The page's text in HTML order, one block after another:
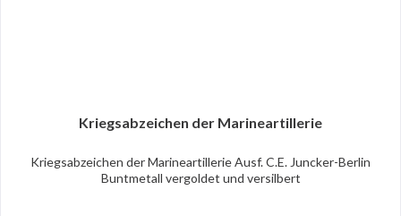
Kriegsabzeichen der Marineartillerie
Kriegsabzeichen der Marineartillerie Ausf. C.E. Juncker-Berlin
Buntmetall vergoldet und versilbert